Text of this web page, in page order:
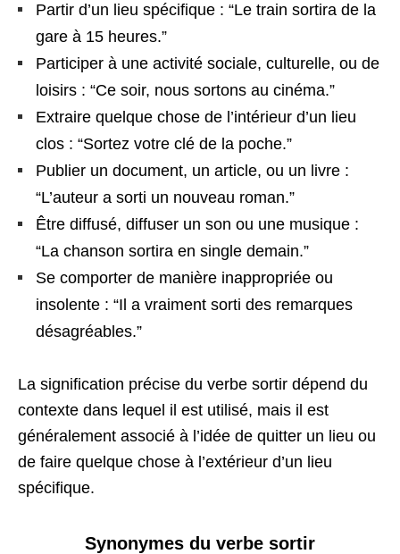
Partir d’un lieu spécifique : “Le train sortira de la
gare à 15 heures.”
Participer à une activité sociale, culturelle, ou de
loisirs : “Ce soir, nous sortons au cinéma.”
Extraire quelque chose de l’intérieur d’un lieu
clos : “Sortez votre clé de la poche.”
Publier un document, un article, ou un livre :
“L’auteur a sorti un nouveau roman.”
Être diffusé, diffuser un son ou une musique :
“La chanson sortira en single demain.”
Se comporter de manière inappropriée ou
insolente : “Il a vraiment sorti des remarques
désagréables.”
La signification précise du verbe sortir dépend du
contexte dans lequel il est utilisé, mais il est
généralement associé à l’idée de quitter un lieu ou
de faire quelque chose à l’extérieur d’un lieu
spécifique.
Synonymes du verbe sortir